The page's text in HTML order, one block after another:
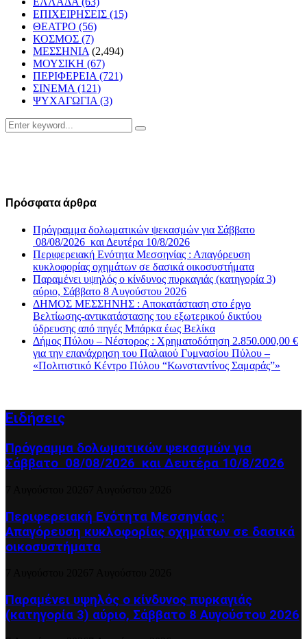
ΕΠΙΧΕΙΡΗΣΕΙΣ (15)
ΘΕΑΤΡΟ (56)
ΚΟΣΜΟΣ (7)
ΜΕΣΣΗΝΙΑ (2,494)
ΜΟΥΣΙΚΗ (67)
ΠΕΡΙΦΕΡΕΙΑ (721)
ΣΙΝΕΜΑ (121)
ΨΥΧΑΓΩΓΙΑ (3)
Search
for:
Search
Πρόσφατα άρθρα
Πρόγραμμα δολωματικών ψεκασμών για Σάββατο
08/08/2026 και Δευτέρα 10/8/2026
Περιφερειακή Ενότητα Μεσσηνίας : Απαγόρευση
κυκλοφορίας οχημάτων σε δασικά οικοσυστήματα
Παραμένει υψηλός ο κίνδυνος πυρκαγιάς (κατηγορία 3)
αύριο, Σάββατο 8 Αυγούστου 2026
ΔΗΜΟΣ ΜΕΣΣΗΝΗΣ : Αποκατάσταση στο έργο
Βελτίωσης-αντικατάστασης του εξωτερικού δικτύου
ύδρευσης από πηγές Μπάρκα έως Βελίκα
Δήμος Πύλου – Νέστορος : Χρηματοδότηση 2.850.000,00 €
για την επανάχρηση του Παλαιού Γυμνασίου Πύλου –
«Πολιτιστικό Κέντρο Πύλου “Κωνσταντίνος Σαμαράς”»
Ειδήσεις
Πρόγραμμα δολωματικών ψεκασμών για
Σάββατο 08/08/2026 και Δευτέρα 10/8/2026
Περιφερειακή Ενότητα Μεσσηνίας :
Απαγόρευση κυκλοφορίας οχημάτων σε δασικά
οικοσυστήματα
Παραμένει υψηλός ο κίνδυνος πυρκαγιάς
(κατηγορία 3) αύριο, Σάββατο 8 Αυγούστου 2026